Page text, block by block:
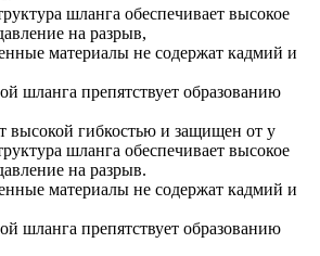
шланга обеспечивает высокое
на разрыв,
материалы не содержат кадмий и
шланга препятствует образованию
высокой гибкостью и защищен от у
шланга обеспечивает высокое
на разрыв.
материалы не содержат кадмий и
шланга препятствует образованию